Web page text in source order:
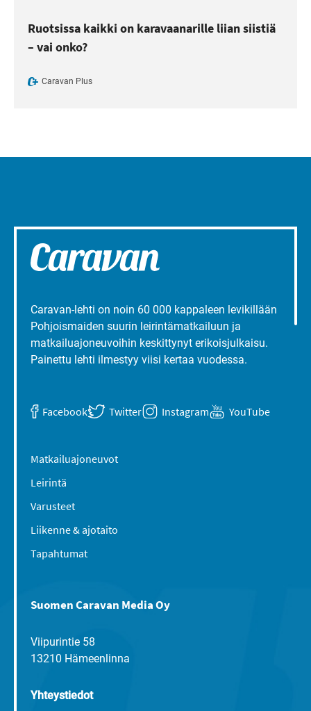
Ruotsissa kaikki on karavaanarille liian siistiä
– vai onko?
Caravan Plus
Caravan-lehti on noin 60 000 kappaleen levikillään
Pohjoismaiden suurin leirintämatkailuun ja
matkailuajoneuvoihin keskittynyt erikoisjulkaisu.
Painettu lehti ilmestyy viisi kertaa vuodessa.
Facebook Twitter Instagram YouTube
Matkailuajoneuvot
Leirintä
Varusteet
Liikenne & ajotaito
Tapahtumat
Suomen Caravan Media Oy
Viipurintie 58
13210 Hämeenlinna
Yhteystiedot